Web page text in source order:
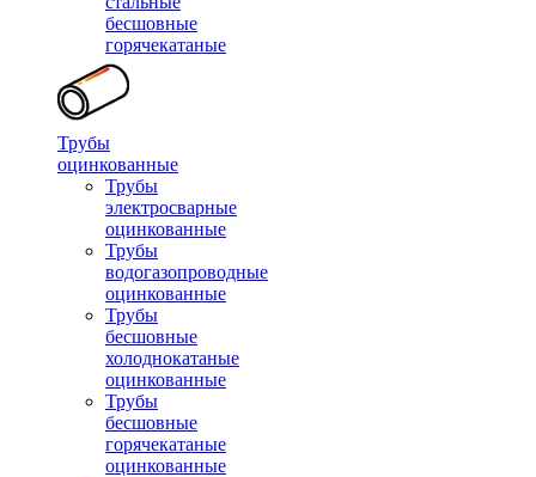
бесшовные
горячекатаные
Трубы
оцинкованные
Трубы
электросварные
оцинкованные
Трубы
водогазопроводные
оцинкованные
Трубы
бесшовные
холоднокатаные
оцинкованные
Трубы
бесшовные
горячекатаные
оцинкованные